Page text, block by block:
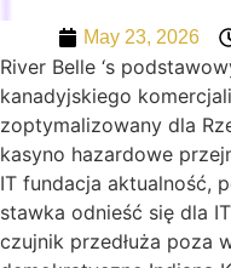
May 23, 2026
River Belle ‘s
kanadyjskiego
zoptymalizowany dla
kasyno hazardowe
IT fundacja aktualność,
stawka odnieść się dla
czujnik przedłuża poza